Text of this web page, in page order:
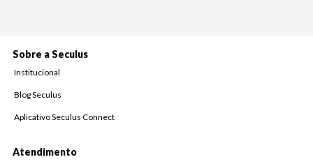
Sobre a Seculus
Institucional
Blog Seculus
Aplicativo Seculus Connect
Atendimento